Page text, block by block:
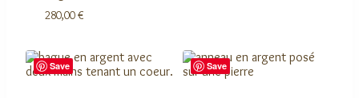
280,00€
Save Save